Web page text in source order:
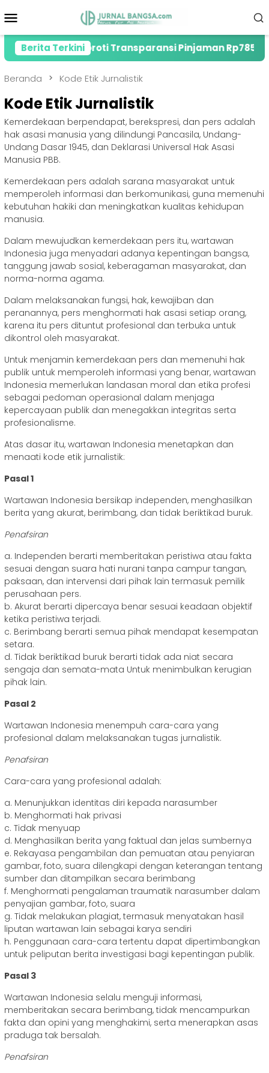
ke
Mobile
Berita Terkini
Soroti Transparansi Pinjaman Rp785 Miliar
Beranda Kode Etik Jurnalistik
Kode Etik Jurnalistik
Kemerdekaan berpendapat, berekspresi, dan pers adalah
hak asasi manusia yang dilindungi Pancasila, Undang-
Undang Dasar 1945, dan Deklarasi Universal Hak Asasi
Manusia PBB.
Kemerdekaan pers adalah sarana masyarakat untuk
memperoleh informasi dan berkomunikasi, guna memenuhi
kebutuhan hakiki dan meningkatkan kualitas kehidupan
manusia.
Dalam mewujudkan kemerdekaan pers itu, wartawan
Indonesia juga menyadari adanya kepentingan bangsa,
tanggung jawab sosial, keberagaman masyarakat, dan
norma-norma agama.
Dalam melaksanakan fungsi, hak, kewajiban dan
peranannya, pers menghormati hak asasi setiap orang,
karena itu pers dituntut profesional dan terbuka untuk
dikontrol oleh masyarakat.
Untuk menjamin kemerdekaan pers dan memenuhi hak
publik untuk memperoleh informasi yang benar, wartawan
Indonesia memerlukan landasan moral dan etika profesi
sebagai pedoman operasional dalam menjaga
kepercayaan publik dan menegakkan integritas serta
profesionalisme.
Atas dasar itu, wartawan Indonesia menetapkan dan
menaati kode etik jurnalistik:
Pasal 1
Wartawan Indonesia bersikap independen, menghasilkan
berita yang akurat, berimbang, dan tidak beriktikad buruk.
Penafsiran
a. Independen berarti memberitakan peristiwa atau fakta
sesuai dengan suara hati nurani tanpa campur tangan,
paksaan, dan intervensi dari pihak lain termasuk pemilik
perusahaan pers.
b. Akurat berarti dipercaya benar sesuai keadaan objektif
ketika peristiwa terjadi.
c. Berimbang berarti semua pihak mendapat kesempatan
setara.
d. Tidak beriktikad buruk berarti tidak ada niat secara
sengaja dan semata-mata Untuk menimbulkan kerugian
pihak lain.
Pasal 2
Wartawan Indonesia menempuh cara-cara yang
profesional dalam melaksanakan tugas jurnalistik.
Penafsiran
Cara-cara yang profesional adalah:
a. Menunjukkan identitas diri kepada narasumber
b. Menghormati hak privasi
c. Tidak menyuap
d. Menghasilkan berita yang faktual dan jelas sumbernya
e. Rekayasa pengambilan dan pemuatan atau penyiaran
gambar, foto, suara dilengkapi dengan keterangan tentang
sumber dan ditampilkan secara berimbang
f. Menghormati pengalaman traumatik narasumber dalam
penyajian gambar, foto, suara
g. Tidak melakukan plagiat, termasuk menyatakan hasil
liputan wartawan lain sebagai karya sendiri
h. Penggunaan cara-cara tertentu dapat dipertimbangkan
untuk peliputan berita investigasi bagi kepentingan publik.
Pasal 3
Wartawan Indonesia selalu menguji informasi,
memberitakan secara berimbang, tidak mencampurkan
fakta dan opini yang menghakimi, serta menerapkan asas
praduga tak bersalah.
Penafsiran